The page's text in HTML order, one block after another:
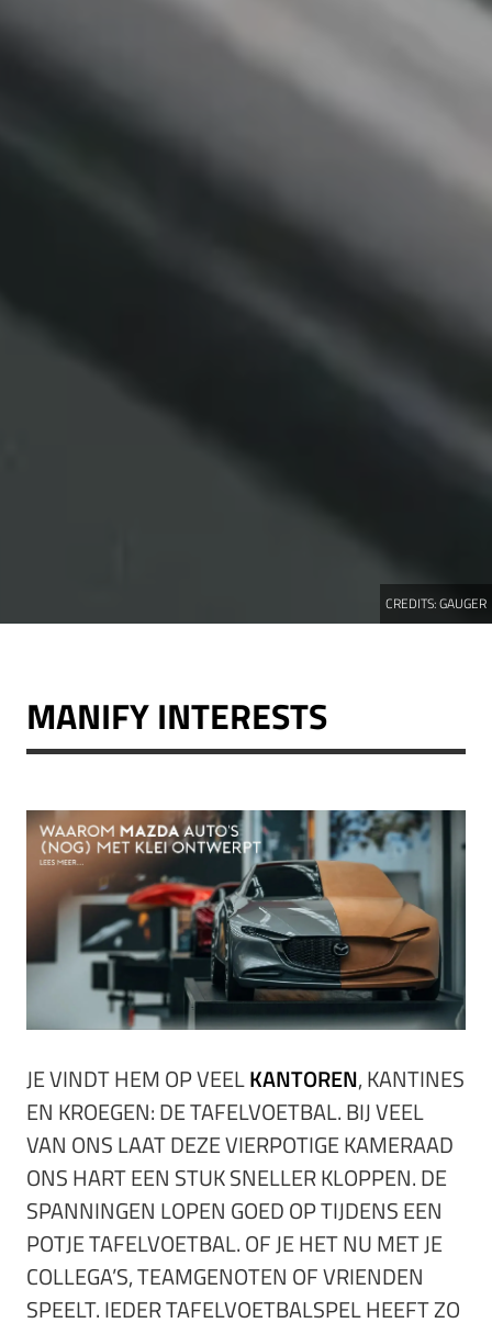
CREDITS:GAUGER
MANIFY INTERESTS
JE VINDT HEM OP VEELKANTOREN, KANTINES
EN KROEGEN: DE TAFELVOETBAL. BIJ VEEL
VAN ONS LAAT DEZE VIERPOTIGE KAMERAAD
ONS HART EEN STUK SNELLER KLOPPEN. DE
SPANNINGEN LOPEN GOED OP TIJDENS EEN
POTJE TAFELVOETBAL. OF JE HET NU MET JE
COLLEGA’S, TEAMGENOTEN OF VRIENDEN
SPEELT. IEDER TAFELVOETBALSPEL HEEFT ZO